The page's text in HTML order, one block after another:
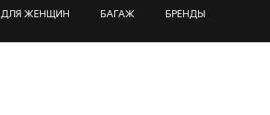
ДЛЯ ЖЕНЩИН БАГАЖ БРЕНДЫ